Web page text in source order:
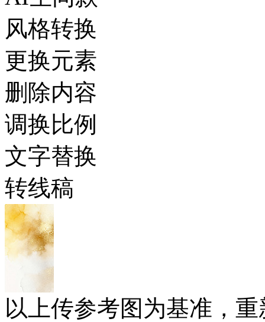
风格转换
更换元素
删除内容
调换比例
文字替换
转线稿
以上传参考图为基准，